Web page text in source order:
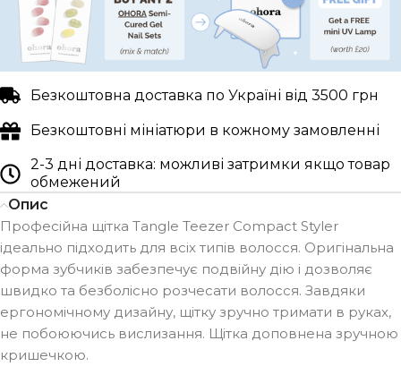
Безкоштовна доставка по Україні від 3500 грн
Безкоштовні мініатюри в кожному замовленні
2-3 дні доставка: можливі затримки якщо товар
обмежений
Опис
Професійна щітка Tangle Teezer Compact Styler
ідеально підходить для всіх типів волосся. Оригінальна
форма зубчиків забезпечує подвійну дію і дозволяє
швидко та безболісно розчесати волосся. Завдяки
ергономічному дизайну, щітку зручно тримати в руках,
не побоюючись вислизання. Щітка доповнена зручною
кришечкою.